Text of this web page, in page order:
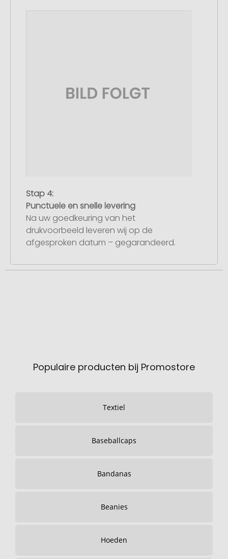
Stap 4:
Punctuele en snelle levering
Na uw goedkeuring van het
drukvoorbeeld leveren wij op de
afgesproken datum – gegarandeerd.
Populaire producten bij Promostore
Textiel
Baseballcaps
Bandanas
Beanies
Hoeden